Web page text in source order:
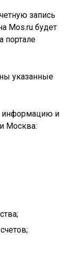
запись
Mos.ru будет
портале
указанные
информацию и
Москва: